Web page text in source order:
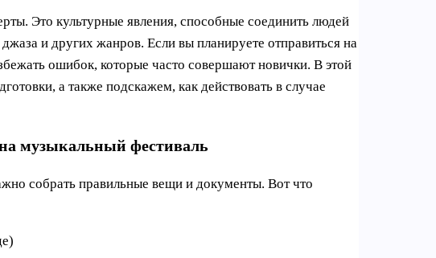
Это культурные явления, способные соединить людей
и других жанров. Если вы планируете отправиться на
ошибок, которые часто совершают новички. В этой
а также подскажем, как действовать в случае
музыкальный фестиваль
собрать правильные вещи и документы. Вот что